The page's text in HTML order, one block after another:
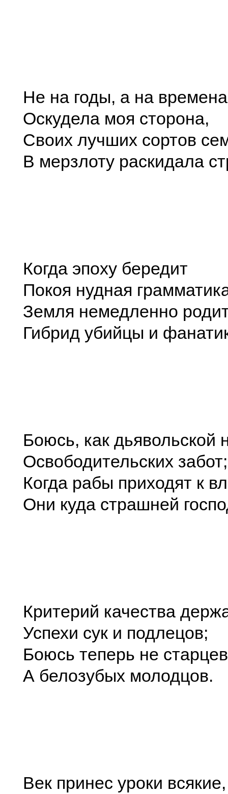
Не на годы, а на времена
Оскудела моя сторона,
Своих лучших сортов
В мерзлоту раскидала
Когда эпоху бередит
Покоя нудная
Земля немедленно
Гибрид убийцы и
Боюсь, как дьявольской
Освободительских забот;
Когда рабы приходят к
Они куда страшней
Критерий качества
Успехи сук и подлецов;
Боюсь теперь не
А белозубых молодцов.
Век принес уроки всякие,